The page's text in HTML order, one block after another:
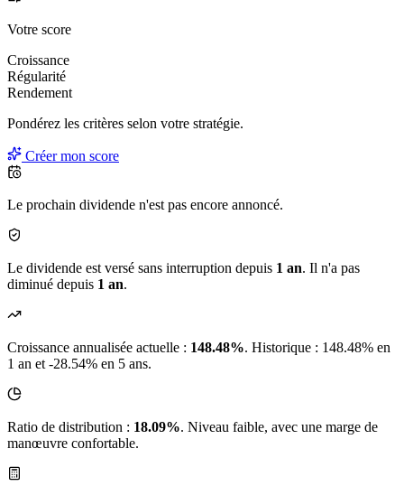
Votre score
Croissance
Régularité
Rendement
Pondérez les critères selon votre stratégie.
Créer mon score
Le prochain dividende n'est pas encore annoncé.
Le dividende est versé sans interruption depuis 1 an. Il n'a pas
diminué depuis 1 an.
Croissance annualisée actuelle : 148.48%. Historique : 148.48% en
1 an et -28.54% en 5 ans.
Ratio de distribution : 18.09%. Niveau faible, avec une marge de
manœuvre confortable.